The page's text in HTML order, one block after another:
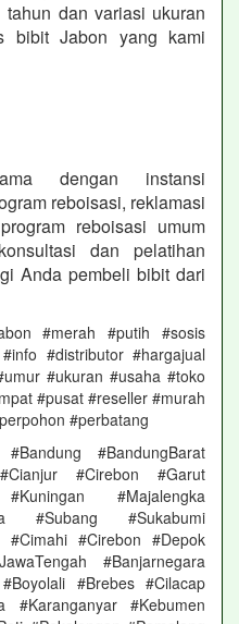
dan variasi ukuran
bibit Jabon yang kami
dengan instansi
reboisasi, reklamasi
reboisasi umum
dan pelatihan
Anda pembeli bibit dari
#merah #putih #sosis
#distributor #hargajual
#ukuran #usaha #toko
#pusat #reseller #murah
#perbatang
#BandungBarat
#Cirebon #Garut
#Majalengka
#Subang #Sukabumi
#Cimahi #Cirebon #Depok
#Banjarnegara
#Brebes #Cilacap
#Karanganyar #Kebumen